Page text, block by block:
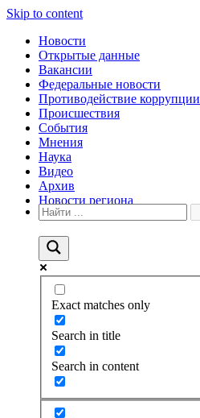
Skip to content
Новости
Открытые данные
Вакансии
Федеральные новости
Противодействие коррупции
Происшествия
События
Мнения
Наука
Видео
Архив
Новости региона
Exact matches only
Search in title
Search in content